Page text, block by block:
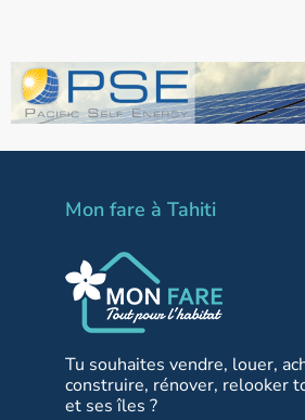
Mon fare à Tahiti
Tu souhaites vendre, louer,
construire, rénover, relooker
et ses îles ?